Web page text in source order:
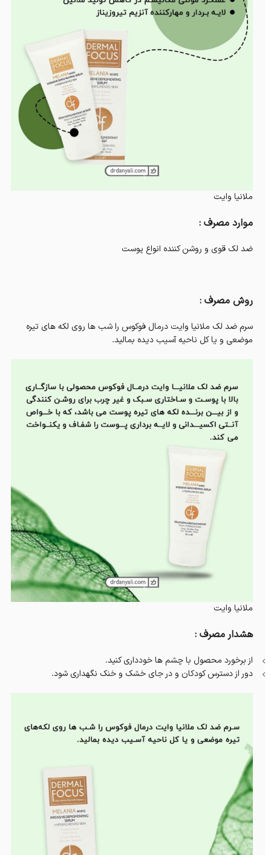
ملانیا وایت
موارد مصرف :
ضد لک قوی و روشن کننده انواع پوست
روش مصرف :
سرم ضد لک ملانیا وایت درمال فوکوس را شب ها روی لکه های تیره
موضعی و یا کل ناحیه آسیب دیده بمالید.
ملانیا وایت
هشدار مصرف :
از برخورد محصول با چشم ها خودداری کنید.
دور از دسترس کودکان و در جای خشک و خنک نگهداری شود.